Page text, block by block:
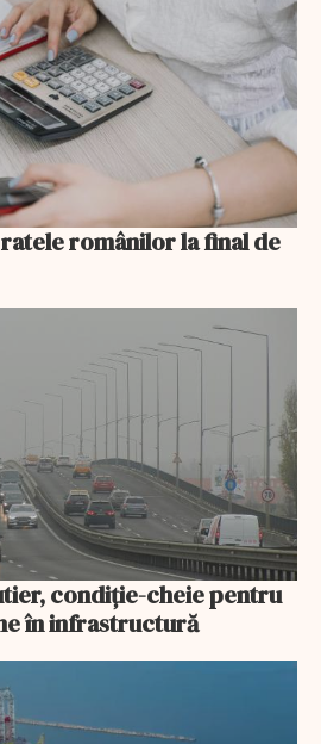
românilor la final de
condiție-cheie pentru
în infrastructură